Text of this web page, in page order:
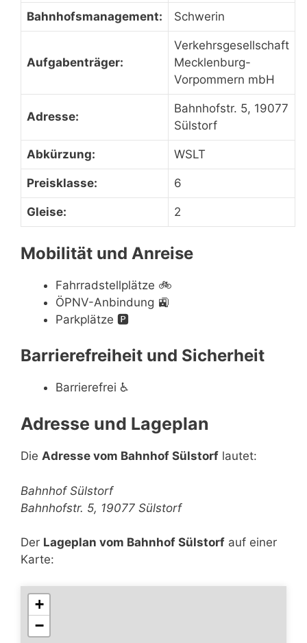
Bahnhofsmanagement: Schwerin
Aufgabenträger:
Verkehrsgesellschaft
Mecklenburg-
Vorpommern mbH
Adresse:
Bahnhofstr. 5, 19077
Sülstorf
Abkürzung: WSLT
Preisklasse: 6
Gleise: 2
Mobilität und Anreise
Fahrradstellplätze 🚲
ÖPNV-Anbindung 🚉
Parkplätze 🅿️
Barrierefreiheit und Sicherheit
Barrierefrei ♿
Adresse und Lageplan
Die Adresse vom Bahnhof Sülstorf lautet:
Bahnhof Sülstorf
Bahnhofstr. 5, 19077 Sülstorf
Der Lageplan vom Bahnhof Sülstorf auf einer
Karte:
+
−